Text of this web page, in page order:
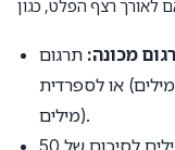
מכונה: תרגום “How are you?” (3 מילים) לעברית
“מה שלומך?” (2 מילים) או לספרדית “¿Cómo estás?” (2
מילים).
דחיסת מאמר של 500 מילים לסיכום של 50